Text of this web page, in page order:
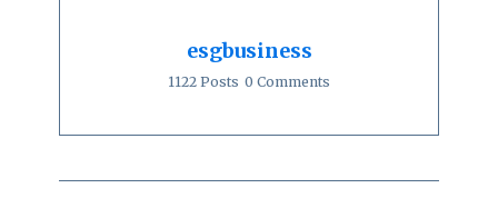
esgbusiness
1122 Posts 0 Comments